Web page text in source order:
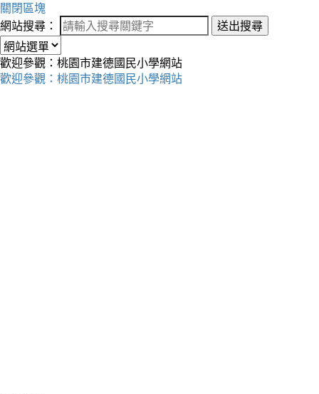
關閉區塊
網站搜尋：
送出搜尋
歡迎參觀：桃園市建德國民小學網站
歡迎參觀：桃園市建德國民小學網站